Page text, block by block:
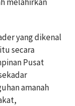
yang dikenal
secara
Pusat
amanah